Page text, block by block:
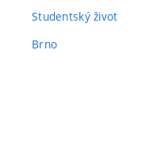
Studentský život
Brno